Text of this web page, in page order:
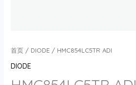
首页/ DIODE/ HMC854LC5TR ADI
DIODE